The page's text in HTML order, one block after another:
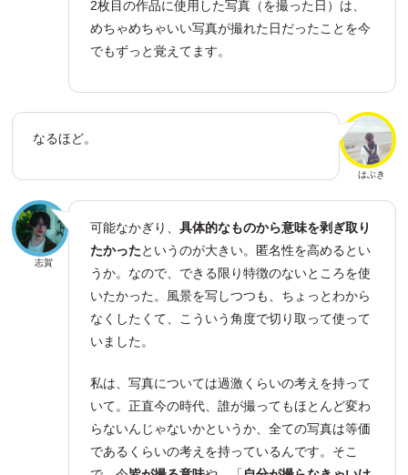
2枚目の作品に使用した写真（を撮った日）は、
めちゃめちゃいい写真が撮れた日だったことを今
でもずっと覚えてます。
はぶき
なるほど。
志賀
可能なかぎり、 具体的なものから意味を剥ぎ取り
たかったというのが大きい。匿名性を高めるとい
うか。なので、できる限り特徴のないところを使
いたかった。風景を写しつつも、ちょっとわから
なくしたくて、こういう角度で切り取って使って
いました。
私は、写真については過激くらいの考えを持って
いて。正直今の時代、誰が撮ってもほとんど変わ
らないんじゃないかというか、全ての写真は等価
であるくらいの考えを持っているんです。そこ